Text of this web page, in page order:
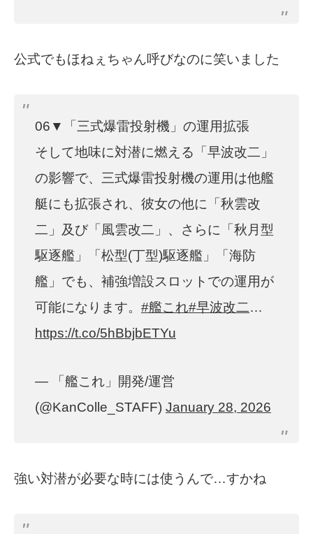
公式でもほねぇちゃん呼びなのに笑いました
06▼「三式爆雷投射機」の運用拡張
そして地味に対潜に燃える「早波改二」
の影響で、三式爆雷投射機の運用は他艦
艇にも拡張され、彼女の他に「秋雲改
二」及び「風雲改二」、さらに「秋月型
駆逐艦」「松型(丁型)駆逐艦」「海防
艦」でも、補強増設スロットでの運用が
可能になります。 #艦これ#早波改二…
https://t.co/5hBbjbETYu
— 「艦これ」開発/運営
(@KanColle_STAFF) January 28, 2026
強い対潜が必要な時には使うんで…すかね